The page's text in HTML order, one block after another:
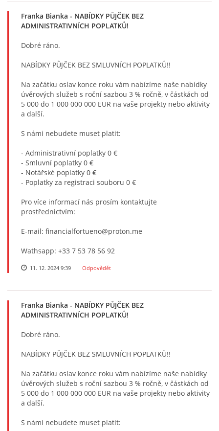
Franka Bianka - NABÍDKY PŮJČEK BEZ
ADMINISTRATIVNÍCH POPLATKŮ!
Dobré ráno.
NABÍDKY PŮJČEK BEZ SMLUVNÍCH POPLATKŮ!!
Na začátku oslav konce roku vám nabízíme naše nabídky
úvěrových služeb s roční sazbou 3 % ročně, v částkách od
5 000 do 1 000 000 000 EUR na vaše projekty nebo aktivity
a další.
S námi nebudete muset platit:
- Administrativní poplatky 0 €
- Smluvní poplatky 0 €
- Notářské poplatky 0 €
- Poplatky za registraci souboru 0 €
Pro více informací nás prosím kontaktujte
prostřednictvím:
E-mail: financialfortueno@proton.me
Wathsapp: +33 7 53 78 56 92
11. 12. 2024 9:39 Odpovědět
Franka Bianka - NABÍDKY PŮJČEK BEZ
ADMINISTRATIVNÍCH POPLATKŮ!
Dobré ráno.
NABÍDKY PŮJČEK BEZ SMLUVNÍCH POPLATKŮ!!
Na začátku oslav konce roku vám nabízíme naše nabídky
úvěrových služeb s roční sazbou 3 % ročně, v částkách od
5 000 do 1 000 000 000 EUR na vaše projekty nebo aktivity
a další.
S námi nebudete muset platit: